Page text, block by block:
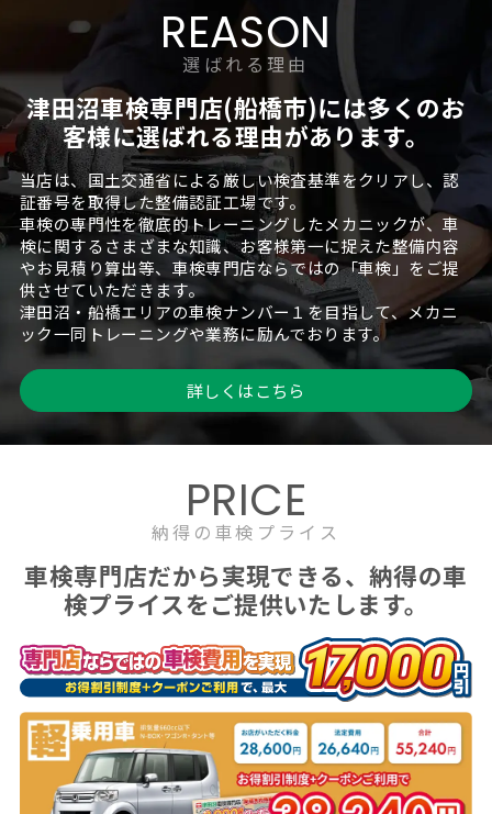
REASON
選ばれる理由
津田沼車検専門店(船橋市)には多くのお
客様に選ばれる理由があります。
当店は、国土交通省による厳しい検査基準をクリアし、認
証番号を取得した整備認証工場です。
車検の専門性を徹底的トレーニングしたメカニックが、車
検に関するさまざまな知識、お客様第一に捉えた整備内容
やお見積り算出等、車検専門店ならではの「車検」をご提
供させていただきます。
津田沼・船橋エリアの車検ナンバー１を目指して、メカニ
ック一同トレーニングや業務に励んでおります。
詳しくはこちら
PRICE
納得の車検プライス
車検専門店だから実現できる、納得の車
検プライスをご提供いたします。